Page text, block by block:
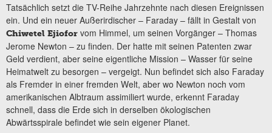
Tatsächlich setzt die TV-Reihe Jahrzehnte nach diesen Ereignissen
ein. Und ein neuer Außerirdischer – Faraday – fällt in Gestalt von
Chiwetel Ejiofor vom Himmel, um seinen Vorgänger – Thomas
Jerome Newton – zu finden. Der hatte mit seinen Patenten zwar
Geld verdient, aber seine eigentliche Mission – Wasser für seine
Heimatwelt zu besorgen – vergeigt. Nun befindet sich also Faraday
als Fremder in einer fremden Welt, aber wo Newton noch vom
amerikanischen Albtraum assimiliert wurde, erkennt Faraday
schnell, dass die Erde sich in derselben ökologischen
Abwärtsspirale befindet wie sein eigener Planet.